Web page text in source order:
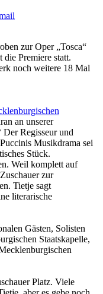
zur Oper „Tosca“
die Premiere statt.
noch weitere 18 Mal
an unserer
Der Regisseur und
Musikdrama sei
Stück.
Weil komplett auf
zur
Tietje sagt
literarische
Gästen, Solisten
Staatskapelle,
Platz. Viele